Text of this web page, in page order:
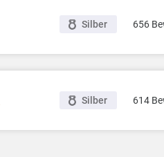
Silber 656
Silber 614